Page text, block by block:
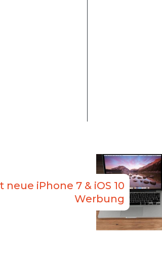
iPhone 7 & iOS 10
Werbung